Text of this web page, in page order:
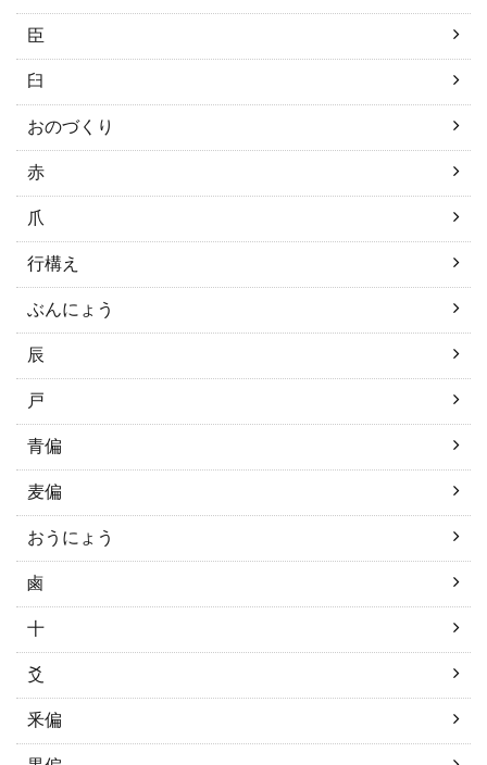
臣
臼
おのづくり
赤
爪
行構え
ぶんにょう
辰
戸
青偏
麦偏
おうにょう
鹵
十
爻
釆偏